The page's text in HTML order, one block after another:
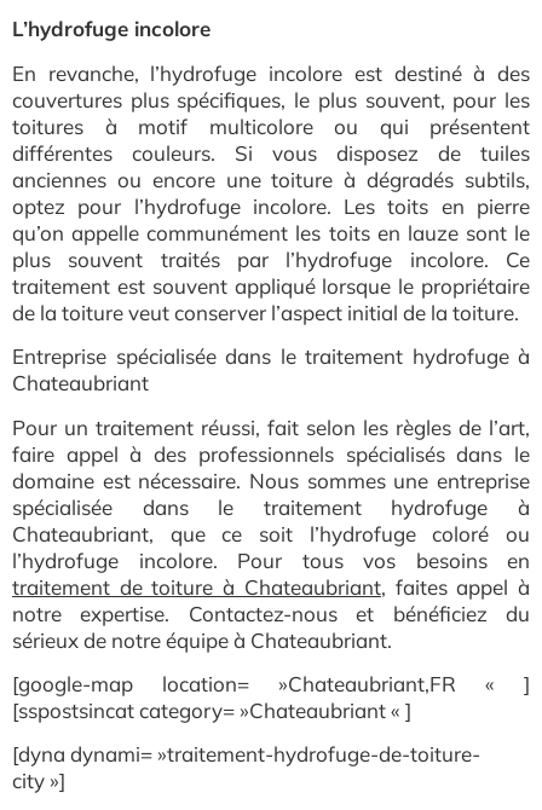
L’hydrofuge incolore
En revanche, l’hydrofuge incolore est destiné à des
couvertures plus spécifiques, le plus souvent, pour les
toitures à motif multicolore ou qui présentent
différentes couleurs. Si vous disposez de tuiles
anciennes ou encore une toiture à dégradés subtils,
optez pour l’hydrofuge incolore. Les toits en pierre
qu’on appelle communément les toits en lauze sont le
plus souvent traités par l’hydrofuge incolore. Ce
traitement est souvent appliqué lorsque le propriétaire
de la toiture veut conserver l’aspect initial de la toiture.
Entreprise spécialisée dans le traitement hydrofuge à
Chateaubriant
Pour un traitement réussi, fait selon les règles de l’art,
faire appel à des professionnels spécialisés dans le
domaine est nécessaire. Nous sommes une entreprise
spécialisée dans le traitement hydrofuge à
Chateaubriant, que ce soit l’hydrofuge coloré ou
l’hydrofuge incolore. Pour tous vos besoins en
traitement de toiture à Chateaubriant, faites appel à
notre expertise. Contactez-nous et bénéficiez du
sérieux de notre équipe à Chateaubriant.
[google-map location= »Chateaubriant,FR « ]
[sspostsincat category= »Chateaubriant « ]
[dyna dynami= »traitement-hydrofuge-de-toiture-
city »]